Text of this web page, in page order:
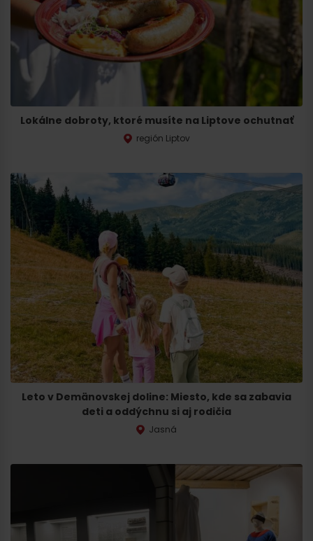
Lokálne dobroty, ktoré musíte na Liptove ochutnať
región Liptov
Leto v Demänovskej doline: Miesto, kde sa zabavia
deti a oddýchnu si aj rodičia
Jasná